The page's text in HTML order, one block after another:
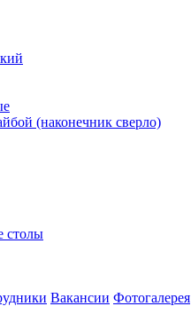
(наконечник сверло)
столы
Вакансии Фотогалерея